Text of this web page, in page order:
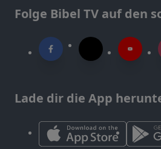
Folge Bibel TV auf den
Lade dir die App